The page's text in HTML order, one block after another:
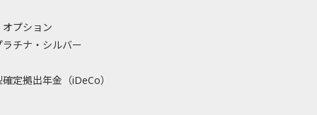
プション
ラチナ・シルバー
定拠出年金（iDeCo）